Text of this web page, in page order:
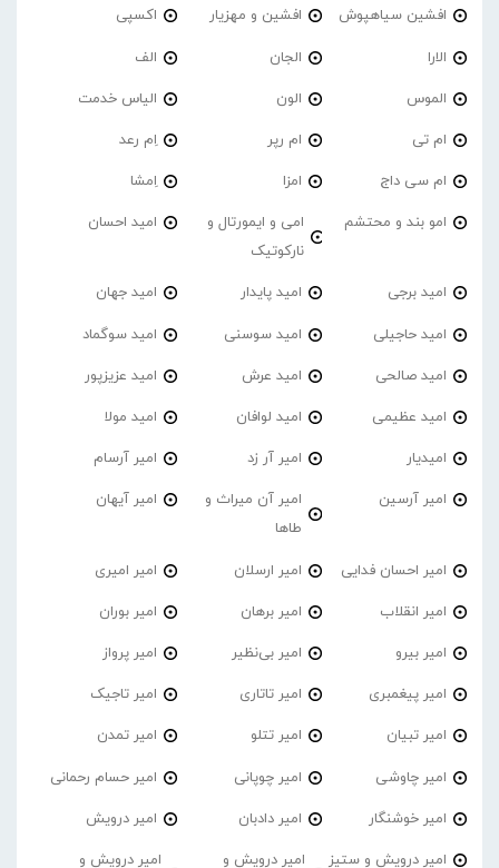
افشین سیاهپوش افشین و مهزیار اکسپی
الارا الجان الف
الموس الون الیاس خدمت
ام تی ام رپر اِم رعد
ام سی داج امزا اِمشا
امو بند و محتشم
امی و ایمورتال و
نارکوتیک
امید احسان
امید برجی امید پایدار امید جهان
امید حاجیلی امید سوسنی امید سوگماد
امید صالحی امید عرش امید عزیزپور
امید عظیمی امید لوافان امید مولا
امیدیار امیر آر زد امیر آرسام
امیر آرسین
امیر آن میراث و
طاها
امیر آیهان
امیر احسان فدایی امیر ارسلان امیر امیری
امیر انقلاب امیر برهان امیر‌ بوران
امیر بیرو امیر بی‌نظیر امیر پرواز
امیر پیغمبری امیر تاتاری امیر تاجیک
امیر تبیان امیر تتلو امیر تمدن
امیر چاوشی امیر چوپانی امیر حسام رحمانی
امیر خوشنگار امیر دادبان امیر درویش
امیر درویش و ستیز
امیر درویش و
امیر درویش و